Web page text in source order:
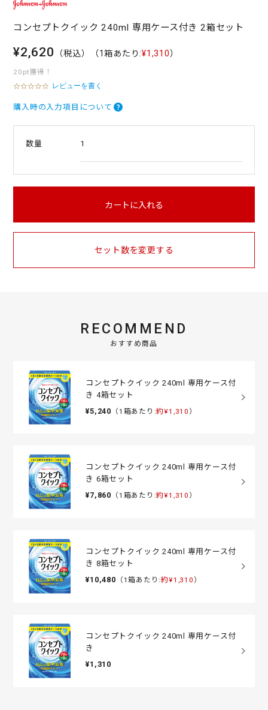
コンセプトクイック 240ml 専用ケース付き 2箱セット
¥2,620 （税込） （1箱あたり:¥1,310）
20pt獲得！
0
0
t
i
レビューを書く
購入時の入力項目について
数量 1
カートに入れる
セット数を変更する
RECOMMEND
おすすめ商品
コンセプトクイック 240ml 専用ケース付
き 4箱セット
¥5,240 （1箱あたり:約¥1,310 ）
コンセプトクイック 240ml 専用ケース付
き 6箱セット
¥7,860 （1箱あたり:約¥1,310 ）
コンセプトクイック 240ml 専用ケース付
き 8箱セット
¥10,480 （1箱あたり:約¥1,310 ）
コンセプトクイック 240ml 専用ケース付
き
¥1,310